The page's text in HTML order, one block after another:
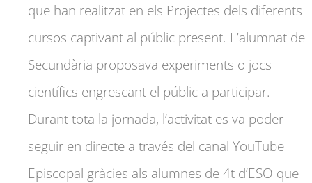
que han realitzat en els Projectes dels diferents
cursos captivant al públic present. L’alumnat de
Secundària proposava experiments o jocs
científics engrescant el públic a participar.
Durant tota la jornada, l’activitat es va poder
seguir en directe a través del canal YouTube
Episcopal gràcies als alumnes de 4t d’ESO que